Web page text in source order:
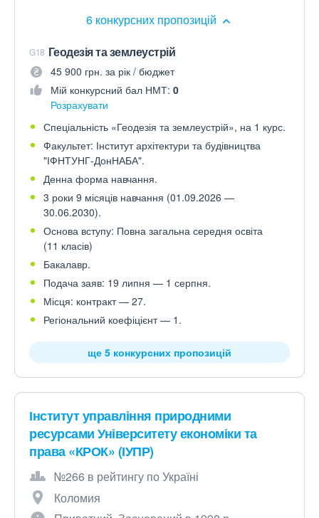
6 конкурсних пропозицій
G18 Геодезія та землеустрій
45 900 грн. за рік / бюджет
Мій конкурсний бал НМТ: 0
Розрахувати
Спеціальність «Геодезія та землеустрій», на 1 курс.
Факультет: Інститут архітектури та будівництва
"ІФНТУНГ-ДонНАБА".
Денна форма навчання.
3 роки 9 місяців навчання (01.09.2026 —
30.06.2030).
Основа вступу: Повна загальна середня освіта
(11 класів)
Бакалавр.
Подача заяв: 19 липня — 1 серпня.
Місця: контракт — 27.
Регіональний коефіцієнт — 1.
ще 5 конкурсних пропозицій
Інститут управління природними
ресурсами Університету економіки та
права «КРОК» (ІУПР)
№266 в рейтингу по Україні
Коломия